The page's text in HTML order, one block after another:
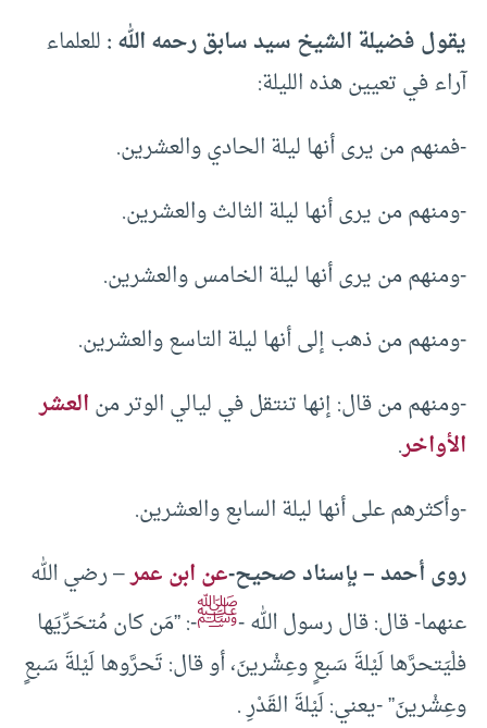
يقول فضيلة الشيخ سيد سابق رحمه الله :للعلماء
آراء في تعيين هذه الليلة:
-فمنهم من يرى أنها ليلة الحادي والعشرين.
-ومنهم من يرى أنها ليلة الثالث والعشرين.
-ومنهم من يرى أنها ليلة الخامس والعشرين.
-ومنهم من ذهب إلى أنها ليلة التاسع والعشرين.
-ومنهم من قال: إنها تنتقل في ليالي الوتر منالعشر
الأواخر.
-وأكثرهم على أنها ليلة السابع والعشرين.
روى أحمد – بإسناد صحيح-عن ابن عمر– رضي الله
عنهما- قال: قال رسول الله -ﷺ-: ”مَن كان مُتحَرِّيَها
فلْيَتحرَّها لَيْلةَ سَبعٍ وعِشْرينَ، أو قال: تَحرَّوها لَيْلةَ سَبعٍ
وعِشْرينَ” -يعني: لَيْلةَ القَدْرِ .